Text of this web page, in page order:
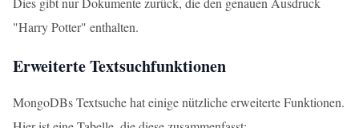
"Harry Potter" enthalten.
Erweiterte Textsuchfunktionen
MongoDBs Textsuche hat einige nützliche erweiterte Funktionen.